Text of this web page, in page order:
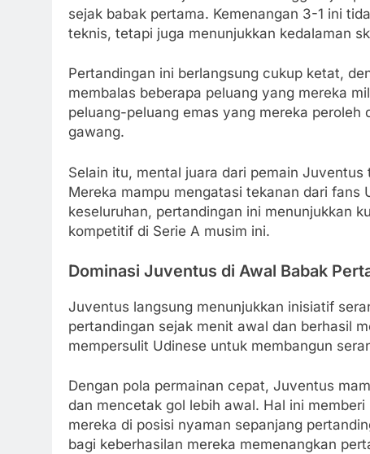
sejak babak pertama. Kemenangan 3-1 ini
teknis, tetapi juga menunjukkan kedalaman
Pertandingan ini berlangsung cukup ketat,
membalas beberapa peluang yang mereka
peluang-peluang emas yang mereka peroleh
gawang.
Selain itu, mental juara dari pemain
Mereka mampu mengatasi tekanan dari fans
keseluruhan, pertandingan ini menunjukkan
kompetitif di Serie A musim ini.
Dominasi Juventus di Awal Babak
Juventus langsung menunjukkan inisiatif
pertandingan sejak menit awal dan berhasil
mempersulit Udinese untuk membangun
Dengan pola permainan cepat, Juventus
dan mencetak gol lebih awal. Hal ini
mereka di posisi nyaman sepanjang
bagi keberhasilan mereka memenangkan